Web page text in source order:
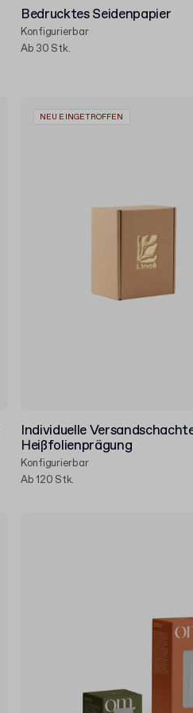
Bedrucktes Seidenpapier
Konfigurierbar
Ab 30 Stk.
Individuelle
Heißfolienprägung
Konfigurierbar
Ab 120 Stk.
NEU EINGETROFFEN